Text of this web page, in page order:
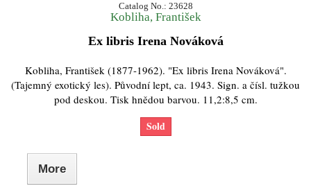
Catalog No.: 23628
Kobliha, František
Ex libris Irena Nováková
Kobliha, František (1877-1962). "Ex libris Irena Nováková".
(Tajemný exotický les). Původní lept, ca. 1943. Sign. a čísl. tužkou
pod deskou. Tisk hnědou barvou. 11,2:8,5 cm.
Sold
More